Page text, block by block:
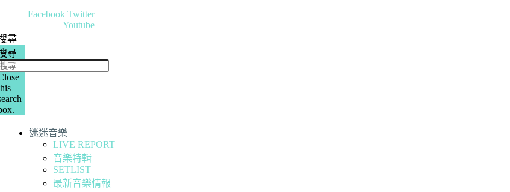
Facebook Twitter
Youtube
尋
尋
迷迷音樂
LIVE REPORT
音樂特輯
SETLIST
最新音樂情報